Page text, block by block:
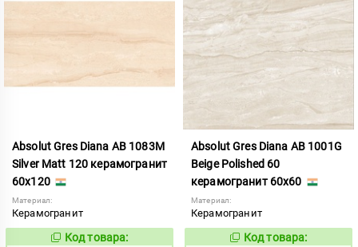
Absolut Gres Diana AB 1083M
Silver Matt 120 керамогранит
60x120
Материал:
Керамогранит
873644
Код товара:
Absolut Gres Diana AB 1001G
Beige Polished 60
керамогранит 60x60
Материал:
Керамогранит
786688
Код товара: